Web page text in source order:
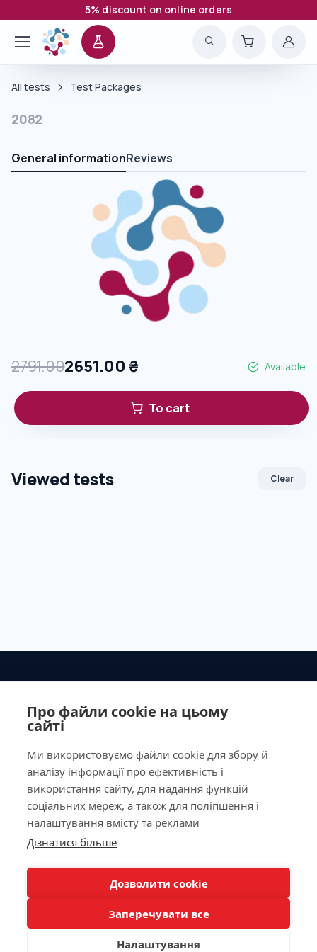
Про файли cookie на цьому
сайті
Ми використовуємо файли cookie для збору й
аналізу інформації про ефективність і
використання сайту, для надання функцій
соціальних мереж, а також для поліпшення і
налаштування вмісту та реклами
Дізнатися більше
Дозволити cookie
Заперечувати все
Налаштування
5% discount on online orders
All tests Test Packages
2082
General informationReviews
2791.002651.00 ₴ Available
To cart
Viewed tests Clear
September 23, 2011
Our Address
Laboratory
For Patients
Doctor appointment
Autoimmunology /
КНОПКА